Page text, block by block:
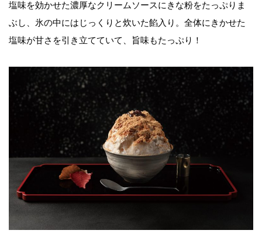
塩味を効かせた濃厚なクリームソースにきな粉をたっぷりま
ぶし、氷の中にはじっくりと炊いた餡入り。全体にきかせた
塩味が甘さを引き立てていて、旨味もたっぷり！